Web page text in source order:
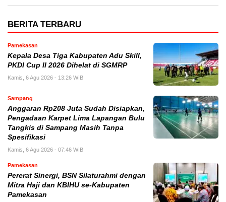
BERITA TERBARU
Pamekasan
Kepala Desa Tiga Kabupaten Adu Skill,
PKDI Cup II 2026 Dihelat di SGMRP
Kamis, 6 Agu 2026 - 13:26 WIB
Sampang
Anggaran Rp208 Juta Sudah Disiapkan,
Pengadaan Karpet Lima Lapangan Bulu
Tangkis di Sampang Masih Tanpa
Spesifikasi
Kamis, 6 Agu 2026 - 07:46 WIB
Pamekasan
Pererat Sinergi, BSN Silaturahmi dengan
Mitra Haji dan KBIHU se-Kabupaten
Pamekasan